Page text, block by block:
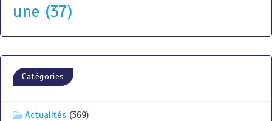
une (37)
Catégories
Actualités (369)